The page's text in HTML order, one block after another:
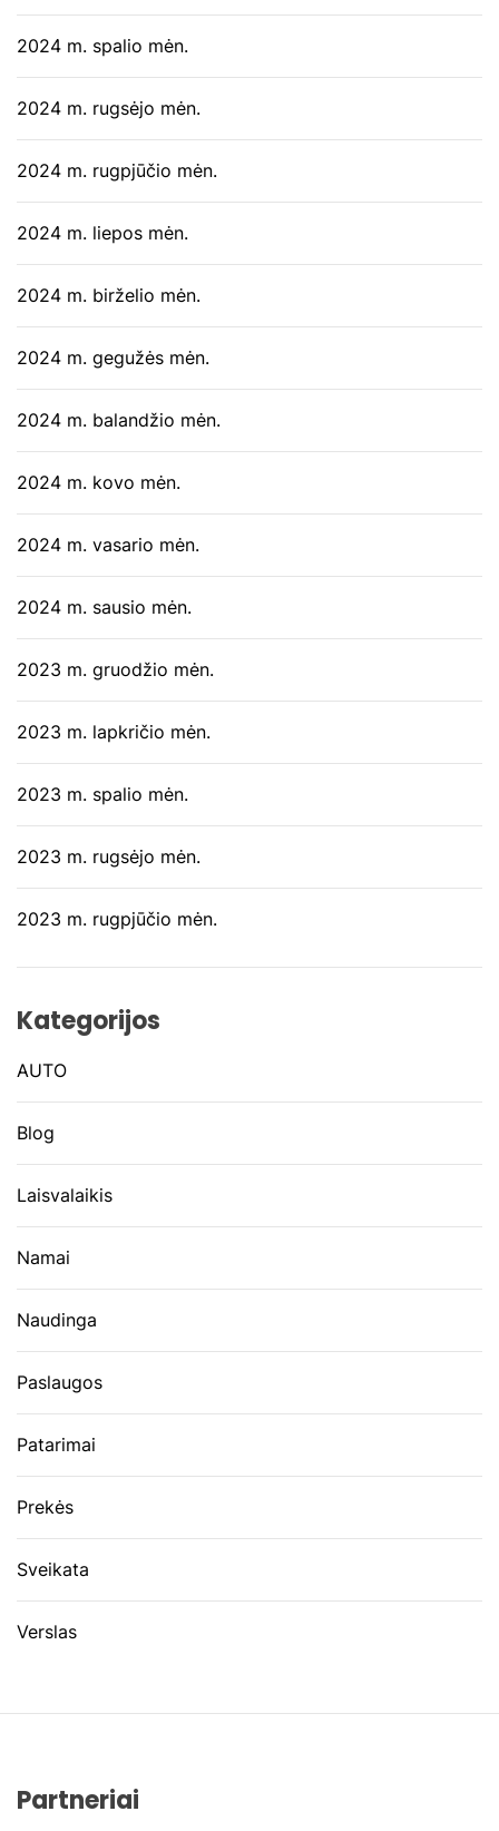
2024 m. spalio mėn.
2024 m. rugsėjo mėn.
2024 m. rugpjūčio mėn.
2024 m. liepos mėn.
2024 m. birželio mėn.
2024 m. gegužės mėn.
2024 m. balandžio mėn.
2024 m. kovo mėn.
2024 m. vasario mėn.
2024 m. sausio mėn.
2023 m. gruodžio mėn.
2023 m. lapkričio mėn.
2023 m. spalio mėn.
2023 m. rugsėjo mėn.
2023 m. rugpjūčio mėn.
Kategorijos
AUTO
Blog
Laisvalaikis
Namai
Naudinga
Paslaugos
Patarimai
Prekės
Sveikata
Verslas
Partneriai